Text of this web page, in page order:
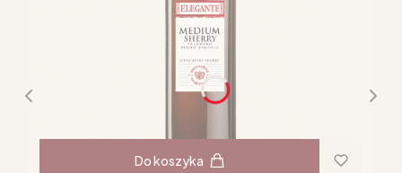
Do koszyka